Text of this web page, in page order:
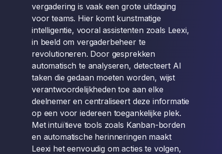
vergadering is vaak een grote uitdaging
voor teams. Hier komt kunstmatige
intelligentie, vooral assistenten zoals Leexi,
in beeld om vergaderbeheer te
revolutioneren. Door gesprekken
automatisch te analyseren, detecteert AI
taken die gedaan moeten worden, wijst
verantwoordelijkheden toe aan elke
deelnemer en centraliseert deze informatie
op een voor iedereen toegankelijke plek.
Met intuïtieve tools zoals Kanban-borden
en automatische herinneringen maakt
Leexi het eenvoudig om acties te volgen,